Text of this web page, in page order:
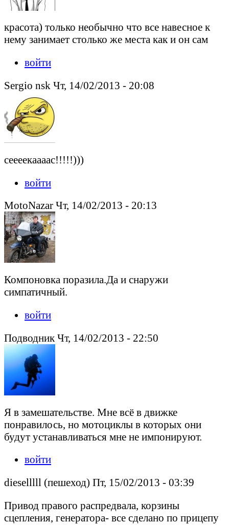
красота) только необычно что все навесное к
нему занимает столько же места как и он сам
войти
Sergio nsk Чт, 14/02/2013 - 20:08
сеееекаааас!!!!!)))
войти
MotoNazar Чт, 14/02/2013 - 20:13
Компоновка поразила.Да и снаружи
симпатичный.
войти
Подводник Чт, 14/02/2013 - 22:50
Я в замешательстве. Мне всë в движке
понравилось, но мотоциклы в которых они
будут устанавливаться мне не импонируют.
войти
dieselllll (пешеход) Пт, 15/02/2013 - 03:39
Привод правого распредвала, корзины
сцепления, генератора- все сделано по прицепу